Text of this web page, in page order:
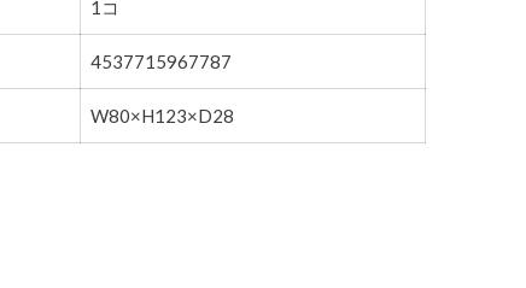
1コ
4537715967787
W80×H123×D28